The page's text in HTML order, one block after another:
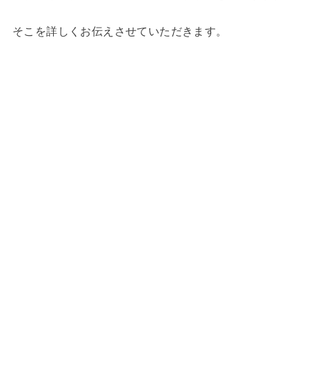
そこを詳しくお伝えさせていただきます。